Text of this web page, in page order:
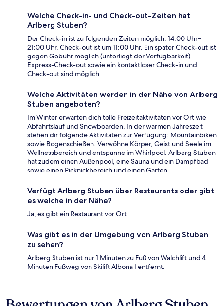
Welche Check-in- und Check-out-Zeiten hat
Arlberg Stuben?
Der Check-in ist zu folgenden Zeiten möglich: 14:00 Uhr–
21:00 Uhr. Check-out ist um 11:00 Uhr. Ein später Check-out ist
gegen Gebühr möglich (unterliegt der Verfügbarkeit).
Express-Check-out sowie ein kontaktloser Check-in und
Check-out sind möglich.
Welche Aktivitäten werden in der Nähe von Arlberg
Stuben angeboten?
Im Winter erwarten dich tolle Freizeitaktivitäten vor Ort wie
Abfahrtslauf und Snowboarden. In der warmen Jahreszeit
stehen dir folgende Aktivitäten zur Verfügung: Mountainbiken
sowie Bogenschießen. Verwöhne Körper, Geist und Seele im
Wellnessbereich und entspanne im Whirlpool. Arlberg Stuben
hat zudem einen Außenpool, eine Sauna und ein Dampfbad
sowie einen Picknickbereich und einen Garten.
Verfügt Arlberg Stuben über Restaurants oder gibt
es welche in der Nähe?
Ja, es gibt ein Restaurant vor Ort.
Was gibt es in der Umgebung von Arlberg Stuben
zu sehen?
Arlberg Stuben ist nur 1 Minuten zu Fuß von Walchlift und 4
Minuten Fußweg von Skilift Albona I entfernt.